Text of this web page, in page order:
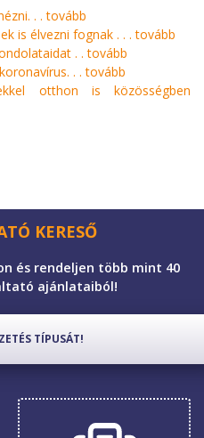
. .tovább
is élvezni fognak . . .tovább
. .tovább
. . tovább
otthon is közösségben
KERESŐ
és rendeljen több mint 40
ajánlataiból!
TÍPUSÁT!